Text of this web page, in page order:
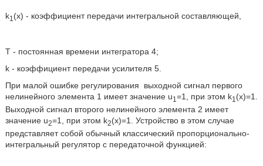
k1 (х) - коэффициент передачи интегральной составляющей,
Т - постоянная времени интегратора 4;
k - коэффициент передачи усилителя 5.
При малой ошибке регулирования
выходной сигнал первого
нелинейного элемента 1 имеет значение u1 =1, при этом k1 (х)=1.
Выходной сигнал второго нелинейного элемента 2 имеет
значение u2=1, при этом k2(х)=1. Устройство в этом случае
представляет собой обычный классический пропорционально-
интегральный регулятор с передаточной функцией: